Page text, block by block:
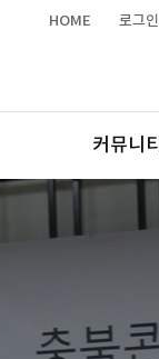
HOME 로그인
커뮤니티